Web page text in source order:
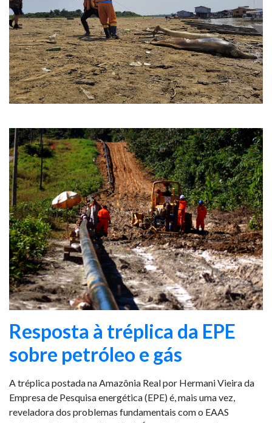
Resposta à tréplica da EPE
sobre petróleo e gás
A tréplica postada na Amazônia Real por Hermani Vieira da
Empresa de Pesquisa energética (EPE) é, mais uma vez,
reveladora dos problemas fundamentais com o EAAS